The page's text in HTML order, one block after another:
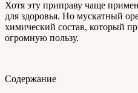
Хотя эту приправу чаще
для здоровья. Но мускатный
химический состав, который
огромную пользу.
Содержание